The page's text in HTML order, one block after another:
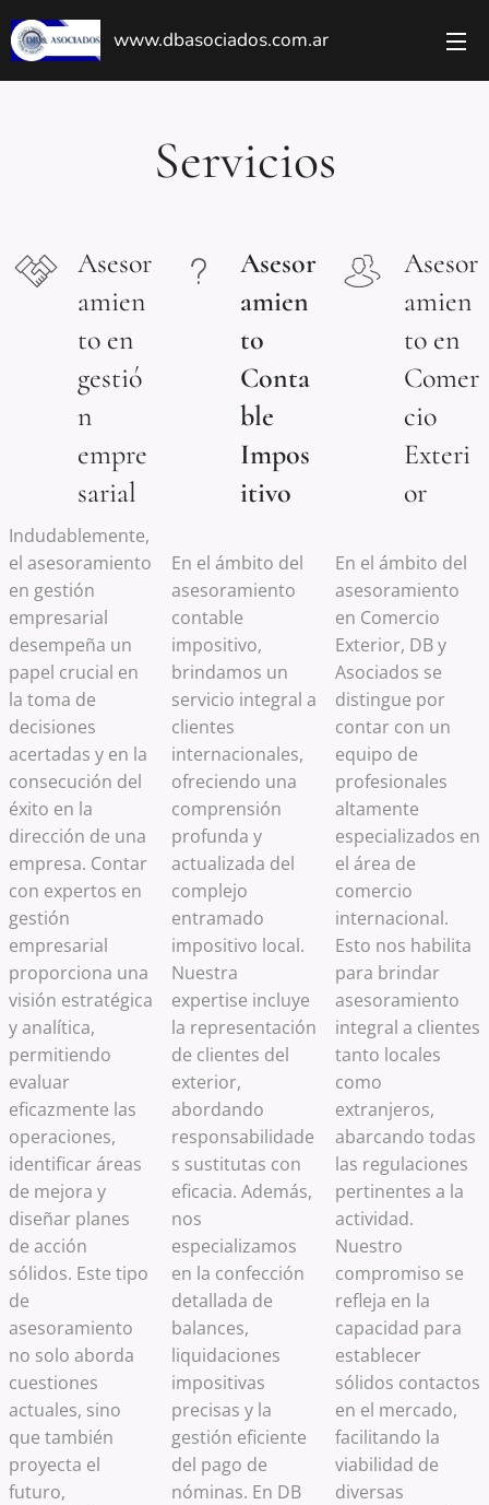
www.dbasociados.com.ar
Servicios
Asesor
amien
to en
gestió
n
empre
sarial
Indudablemente,
el asesoramiento
en gestión
empresarial
desempeña un
papel crucial en
la toma de
decisiones
acertadas y en la
consecución del
éxito en la
dirección de una
empresa. Contar
con expertos en
gestión
empresarial
proporciona una
visión estratégica
y analítica,
permitiendo
evaluar
eficazmente las
operaciones,
identificar áreas
de mejora y
diseñar planes
de acción
sólidos. Este tipo
de
asesoramiento
no solo aborda
cuestiones
actuales, sino
que también
proyecta el
futuro,
Asesor
amien
to
Conta
ble
Impos
itivo
En el ámbito del
asesoramiento
contable
impositivo,
brindamos un
servicio integral a
clientes
internacionales,
ofreciendo una
comprensión
profunda y
actualizada del
complejo
entramado
impositivo local.
Nuestra
expertise incluye
la representación
de clientes del
exterior,
abordando
responsabilidade
s sustitutas con
eficacia. Además,
nos
especializamos
en la confección
detallada de
balances,
liquidaciones
impositivas
precisas y la
gestión eficiente
del pago de
nóminas. En DB
Asesor
amien
to en
Comer
cio
Exteri
or
En el ámbito del
asesoramiento
en Comercio
Exterior, DB y
Asociados se
distingue por
contar con un
equipo de
profesionales
altamente
especializados en
el área de
comercio
internacional.
Esto nos habilita
para brindar
asesoramiento
integral a clientes
tanto locales
como
extranjeros,
abarcando todas
las regulaciones
pertinentes a la
actividad.
Nuestro
compromiso se
refleja en la
capacidad para
establecer
sólidos contactos
en el mercado,
facilitando la
viabilidad de
diversas